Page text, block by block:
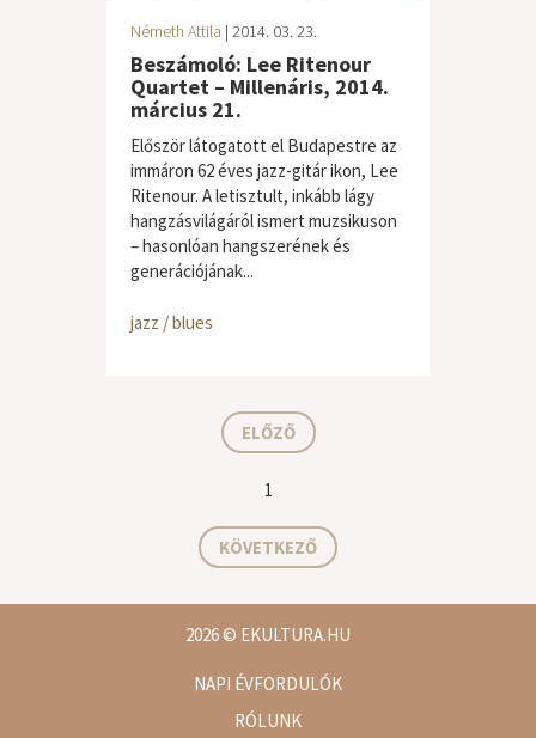
Németh Attila | 2014. 03. 23.
Beszámoló: Lee Ritenour
Quartet – Millenáris, 2014.
március 21.
Először látogatott el Budapestre az
immáron 62 éves jazz-gitár ikon, Lee
Ritenour. A letisztult, inkább lágy
hangzásvilágáról ismert muzsikuson
– hasonlóan hangszerének és
generációjának...
jazz / blues
ELŐZŐ
1
KÖVETKEZŐ
2026© EKULTURA.HU
NAPI ÉVFORDULÓK
RÓLUNK